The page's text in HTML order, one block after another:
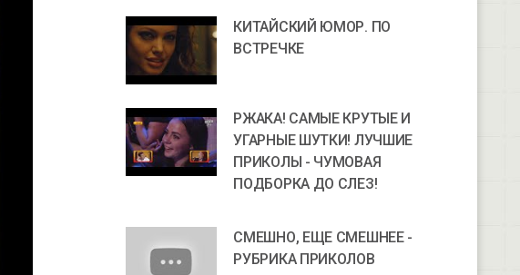
КИТАЙСКИЙ ЮМОР. ПО
ВСТРЕЧКЕ
РЖАКА! САМЫЕ КРУТЫЕ И
УГАРНЫЕ ШУТКИ! ЛУЧШИЕ
ПРИКОЛЫ - ЧУМОВАЯ
ПОДБОРКА ДО СЛЕЗ!
СМЕШНО, ЕЩЕ СМЕШНЕЕ -
РУБРИКА ПРИКОЛОВ